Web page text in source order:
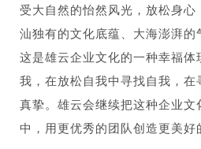
受大自然的怡然风光，放松身
汕独有的文化底蕴、大海澎湃的
这是雄云企业文化的一种幸福体
我，在放松自我中寻找自我，在
真挚。雄云会继续把这种企业文
中，用更优秀的团队创造更美好